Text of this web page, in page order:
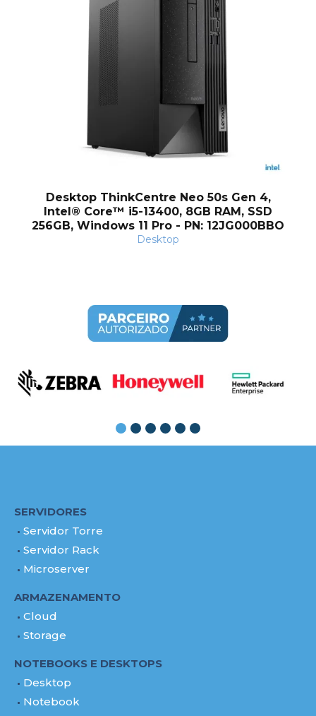
Desktop ThinkCentre Neo 50s Gen 4,
Intel® Core™ i5-13400, 8GB RAM, SSD
256GB, Windows 11 Pro - PN: 12JG000BBO
Desktop
SERVIDORES
Servidor Torre
Servidor Rack
Microserver
ARMAZENAMENTO
Cloud
Storage
NOTEBOOKS E DESKTOPS
Desktop
Notebook